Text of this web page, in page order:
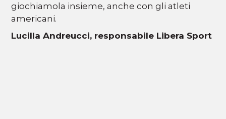
giochiamola insieme, anche con gli atleti
americani.
Lucilla Andreucci, responsabile Libera Sport